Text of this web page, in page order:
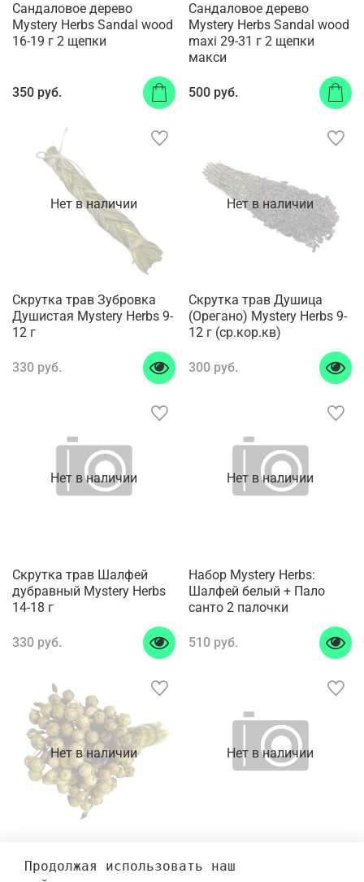
Сандаловое дерево
Mystery Herbs Sandal wood
16-19 г 2 щепки
350 руб.
Сандаловое дерево
Mystery Herbs Sandal wood
maxi 29-31 г 2 щепки
макси
500 руб.
Нет в наличии
Скрутка трав Зубровка
Душистая Mystery Herbs 9-
12 г
330 руб.
Нет в наличии
Скрутка трав Душица
(Орегано) Mystery Herbs 9-
12 г (ср.кор.кв)
300 руб.
Нет в наличии
Скрутка трав Шалфей
дубравный Mystery Herbs
14-18 г
330 руб.
Нет в наличии
Набор Mystery Herbs:
Шалфей белый + Пало
санто 2 палочки
510 руб.
Нет в наличии
Herbs 14-17 г (ср.кор)
Нет в наличии
Mystery Herbs (пл.туб.)
Продолжая использовать наш